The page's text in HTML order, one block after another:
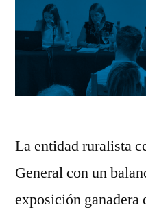
La entidad ruralista
General con un
exposición ganadera